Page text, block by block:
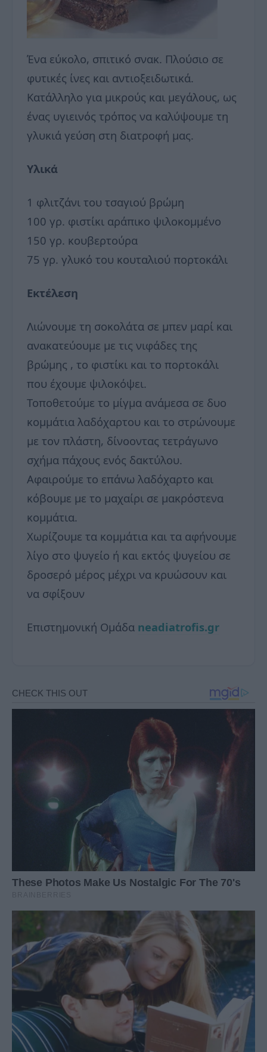
Ένα εύκολο, σπιτικό σνακ. Πλούσιο σε
φυτικές ίνες και αντιοξειδωτικά.
Κατάλληλο για μικρούς και μεγάλους, ως
ένας υγιεινός τρόπος να καλύψουμε τη
γλυκιά γεύση στη διατροφή μας.
Υλικά
1 φλιτζάνι του τσαγιού βρώμη
100 γρ. φιστίκι αράπικο ψιλοκομμένο
150 γρ. κουβερτούρα
75 γρ. γλυκό του κουταλιού πορτοκάλι
Εκτέλεση
Λιώνουμε τη σοκολάτα σε μπεν μαρί και
ανακατεύουμε με τις νιφάδες της
βρώμης , το φιστίκι και το πορτοκάλι
που έχουμε ψιλοκόψει.
Τοποθετούμε το μίγμα ανάμεσα σε δυο
κομμάτια λαδόχαρτου και το στρώνουμε
με τον πλάστη, δίνοοντας τετράγωνο
σχήμα πάχους ενός δακτύλου.
Αφαιρούμε το επάνω λαδόχαρτο και
κόβουμε με το μαχαίρι σε μακρόστενα
κομμάτια.
Χωρίζουμε τα κομμάτια και τα αφήνουμε
λίγο στο ψυγείο ή και εκτός ψυγείου σε
δροσερό μέρος μέχρι να κρυώσουν και
να σφίξουν
Επιστημονική Ομάδα neadiatrofis.gr